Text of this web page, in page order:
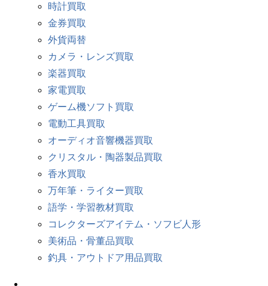
時計買取
金券買取
外貨両替
カメラ・レンズ買取
楽器買取
家電買取
ゲーム機ソフト買取
電動工具買取
オーディオ音響機器買取
クリスタル・陶器製品買取
香水買取
万年筆・ライター買取
語学・学習教材買取
コレクターズアイテム・ソフビ人形
美術品・骨董品買取
釣具・アウトドア用品買取